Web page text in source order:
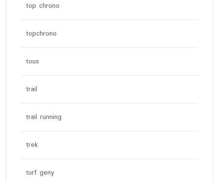
top chrono
topchrono
tous
trail
trail running
trek
turf geny